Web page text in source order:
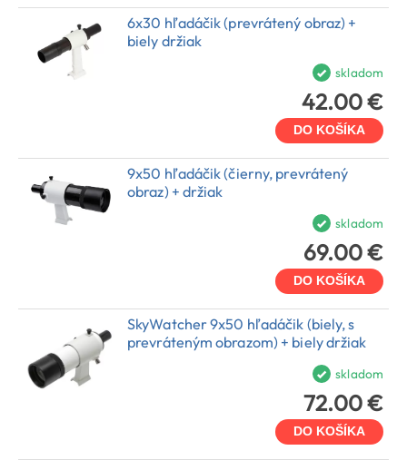
6x30 hľadáčik (prevrátený obraz) +
biely držiak
skladom
42.00 €
DO KOŠÍKA
9x50 hľadáčik (čierny, prevrátený
obraz) + držiak
skladom
69.00 €
DO KOŠÍKA
SkyWatcher 9x50 hľadáčik (biely, s
prevráteným obrazom) + biely držiak
skladom
72.00 €
DO KOŠÍKA